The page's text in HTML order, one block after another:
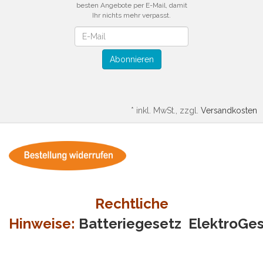
besten Angebote per E-Mail, damit
Ihr nichts mehr verpasst.
Abonnieren
* inkl. MwSt., zzgl. Versandkosten
Rechtliche
Hinweise: Batteriegesetz